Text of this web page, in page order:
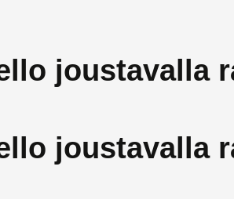
joustavalla
joustavalla